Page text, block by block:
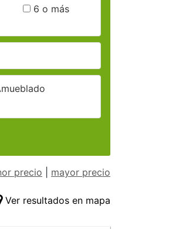
6 o más
precio mayor precio
Ver resultados en mapa